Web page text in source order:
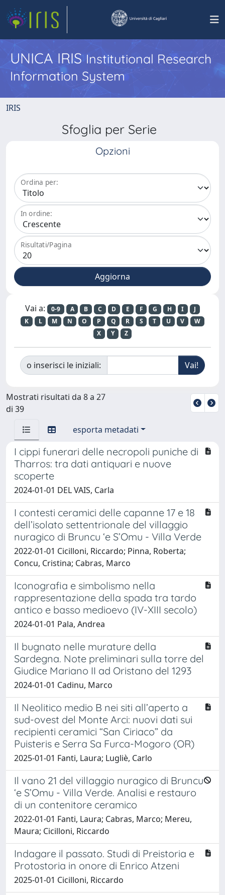
UNICA IRISInstitutional Research
Information System
IRIS
Sfoglia per Serie
Opzioni
Ordina per:
In ordine:
Risultati/Pagina
Vai a: 0-9 A B C D E F G H I
J
K
L M N O P Q R S T U V
W
X
Y Z
o inserisci le iniziali:
Mostrati risultati da 8 a 27
di 39
esporta metadati
I cippi funerari delle necropoli puniche di
Tharros: tra dati antiquari e nuove
scoperte
2024-01-01 DEL VAIS, Carla
I contesti ceramici delle capanne 17 e 18
dell’isolato settentrionale del villaggio
nuragico di Bruncu ‘e S’Omu - Villa Verde
2022-01-01 Cicilloni, Riccardo; Pinna, Roberta;
Concu, Cristina; Cabras, Marco
Iconografia e simbolismo nella
rappresentazione della spada tra tardo
antico e basso medioevo (IV-XIII secolo)
2024-01-01 Pala, Andrea
Il bugnato nelle murature della
Sardegna. Note preliminari sulla torre del
Giudice Mariano II ad Oristano del 1293
2024-01-01 Cadinu, Marco
Il Neolitico medio B nei siti all’aperto a
sud-ovest del Monte Arci: nuovi dati sui
recipienti ceramici “San Ciriaco” da
Puisteris e Serra Sa Furca-Mogoro (OR)
2025-01-01 Fanti, Laura; Lugliè, Carlo
Il vano 21 del villaggio nuragico di Bruncu
‘e S’Omu - Villa Verde. Analisi e restauro
di un contenitore ceramico
2022-01-01 Fanti, Laura; Cabras, Marco; Mereu,
Maura; Cicilloni, Riccardo
Indagare il passato. Studi di Preistoria e
Protostoria in onore di Enrico Atzeni
2025-01-01 Cicilloni, Riccardo